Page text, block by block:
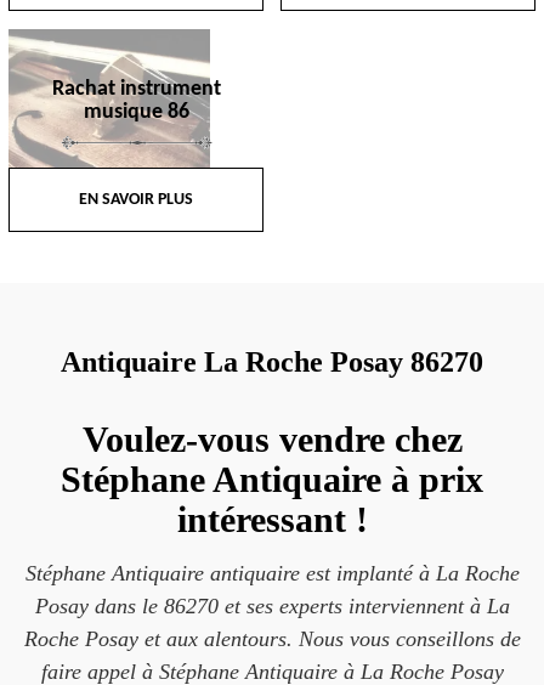
Rachat instrument
musique 86
EN SAVOIR PLUS
Antiquaire La Roche Posay 86270
Voulez-vous vendre chez
Stéphane Antiquaire à prix
intéressant !
Stéphane Antiquaire antiquaire est implanté à La Roche
Posay dans le 86270 et ses experts interviennent à La
Roche Posay et aux alentours. Nous vous conseillons de
faire appel à Stéphane Antiquaire à La Roche Posay